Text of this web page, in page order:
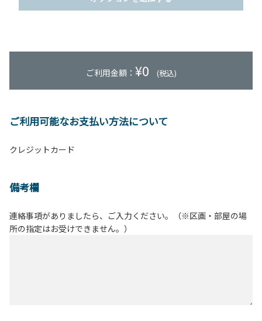
ご利用金額： ¥0 (税込)
ご利用可能なお支払い方法について
クレジットカード
備考欄
連絡事項がありましたら、ご入力ください。（※区画・部屋の場
所の指定はお受けできません。）